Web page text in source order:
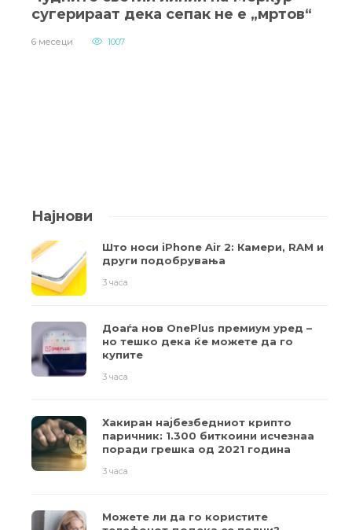
сугерираат дека сепак не е „мртов“
6 месеци 1007
Најнови
Што носи iPhone Air 2: Камери, RAM и
други подобрувања
3 часа
Доаѓа нов OnePlus премиум уред –
но тешко дека ќе можете да го
купите
3 часа
Хакиран најбезбедниот крипто
паричник: 1.300 биткоини исчезнаа
поради грешка од 2021 година
3 часа
Можете ли да го користите